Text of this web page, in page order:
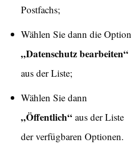
Postfachs;
Wählen Sie dann die Option
„Datenschutz bearbeiten“
aus der Liste;
Wählen Sie dann
„Öffentlich“ aus der Liste
der verfügbaren Optionen.